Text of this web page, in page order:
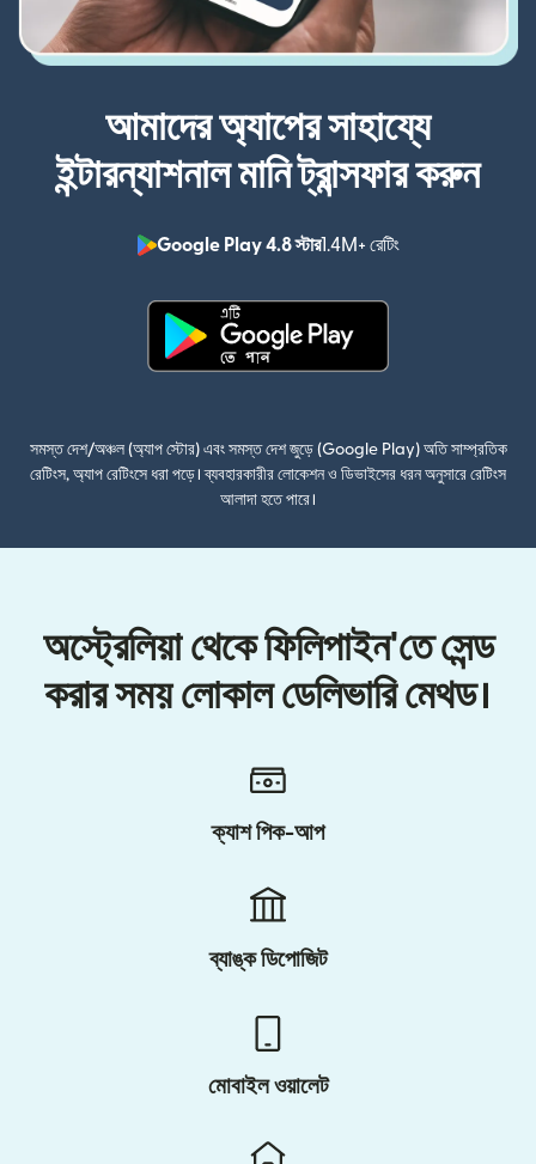
আমাদের অ্যাপের সাহায্যে
ইন্টারন্যাশনাল মানি ট্রান্সফার করুন
Google Play 4.8 স্টার1.4M+ রেটিং
সমস্ত দেশ/অঞ্চল (অ্যাপ স্টোর) এবং সমস্ত দেশ জুড়ে (Google Play) অতি সাম্প্রতিক
রেটিংস, অ্যাপ রেটিংসে ধরা পড়ে। ব্যবহারকারীর লোকেশন ও ডিভাইসের ধরন অনুসারে রেটিংস
আলাদা হতে পারে।
অস্ট্রেলিয়া থেকে ফিলিপাইন'তে সেন্ড
করার সময় লোকাল ডেলিভারি মেথড।
ক্যাশ পিক-আপ
ব্যাঙ্ক ডিপোজিট
মোবাইল ওয়ালেট